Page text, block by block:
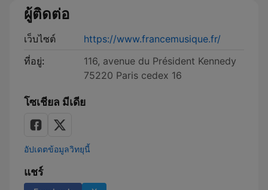
ผู้ติดต่อ
เว็บไซต์
https://www.francemusique.fr/
ที่อยู่:
116, avenue du Président Kennedy
75220 Paris cedex 16
โซเชียล มีเดีย
อัปเดตข้อมูลวิทยุนี้
แชร์